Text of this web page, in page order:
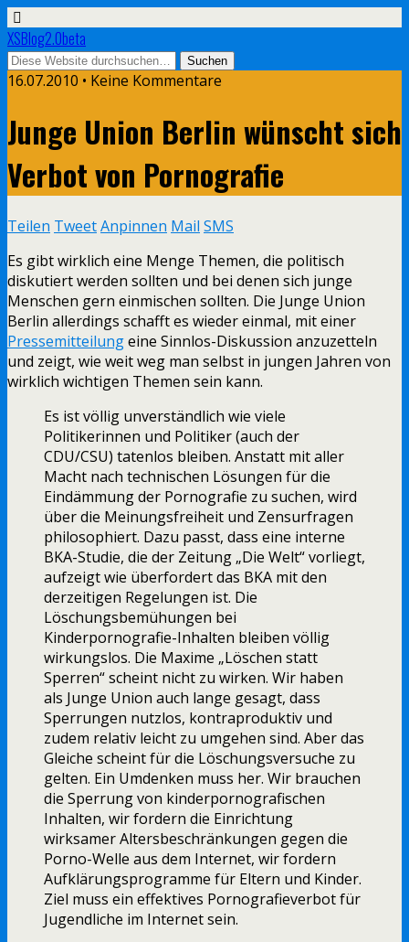
XSBlog2.0beta
16.07.2010 • Keine Kommentare
Junge Union Berlin wünscht sich
Verbot von Pornografie
Teilen TweetAnpinnen Mail SMS
Es gibt wirklich eine Menge Themen, die politisch
diskutiert werden sollten und bei denen sich junge
Menschen gern einmischen sollten. Die Junge Union
Berlin allerdings schafft es wieder einmal, mit einer
Pressemitteilungeine Sinnlos-Diskussion anzuzetteln
und zeigt, wie weit weg man selbst in jungen Jahren von
wirklich wichtigen Themen sein kann.
Es ist völlig unverständlich wie viele
Politikerinnen und Politiker (auch der
CDU/CSU) tatenlos bleiben. Anstatt mit aller
Macht nach technischen Lösungen für die
Eindämmung der Pornografie zu suchen, wird
über die Meinungsfreiheit und Zensurfragen
philosophiert. Dazu passt, dass eine interne
BKA-Studie, die der Zeitung „Die Welt“ vorliegt,
aufzeigt wie überfordert das BKA mit den
derzeitigen Regelungen ist. Die
Löschungsbemühungen bei
Kinderpornografie-Inhalten bleiben völlig
wirkungslos. Die Maxime „Löschen statt
Sperren“ scheint nicht zu wirken. Wir haben
als Junge Union auch lange gesagt, dass
Sperrungen nutzlos, kontraproduktiv und
zudem relativ leicht zu umgehen sind. Aber das
Gleiche scheint für die Löschungsversuche zu
gelten. Ein Umdenken muss her. Wir brauchen
die Sperrung von kinderpornografischen
Inhalten, wir fordern die Einrichtung
wirksamer Altersbeschränkungen gegen die
Porno-Welle aus dem Internet, wir fordern
Aufklärungsprogramme für Eltern und Kinder.
Ziel muss ein effektives Pornografieverbot für
Jugendliche im Internet sein.